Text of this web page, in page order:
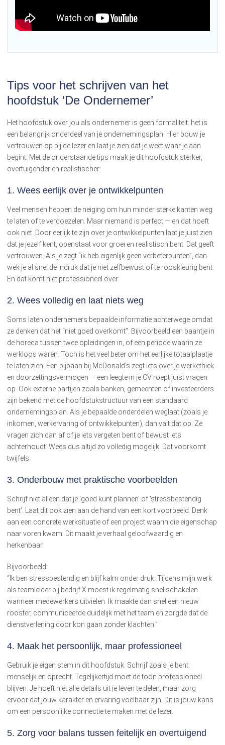
Tips voor het schrijven van het
hoofdstuk ‘De Ondernemer’
Het hoofdstuk over jou als ondernemer is geen formaliteit: het is
een belangrijk onderdeel van je ondernemingsplan. Hier bouw je
vertrouwen op bij de lezer en laat je zien dat je weet waar je aan
begint. Met de onderstaande tips maak je dit hoofdstuk sterker,
overtuigender en realistischer:
1. Wees eerlijk over je ontwikkelpunten
Veel mensen hebben de neiging om hun minder sterke kanten weg
te laten of te verdoezelen. Maar niemand is perfect — en dat hoeft
ook niet. Door eerlijk te zijn over je ontwikkelpunten laat je juist zien
dat je jezelf kent, openstaat voor groei en realistisch bent. Dat geeft
vertrouwen. Als je zegt “ik heb eigenlijk geen verbeterpunten”, dan
wek je al snel de indruk dat je niet zelfbewust of te rooskleurig bent.
En dat komt niet professioneel over.
2. Wees volledig en laat niets weg
Soms laten ondernemers bepaalde informatie achterwege omdat
ze denken dat het “niet goed overkomt”. Bijvoorbeeld een baantje in
de horeca tussen twee opleidingen in, of een periode waarin ze
werkloos waren. Toch is het veel beter om het eerlijke totaalplaatje
te laten zien. Een bijbaan bij McDonald’s zegt iets over je werkethiek
en doorzettingsvermogen — een leegte in je CV roept juist vragen
op. Ook externe partijen zoals banken, gemeenten of investeerders
zijn bekend met de hoofdstukstructuur van een standaard
ondernemingsplan. Als je bepaalde onderdelen weglaat (zoals je
inkomen, werkervaring of ontwikkelpunten), dan valt dat op. Ze
vragen zich dan af of je iets vergeten bent of bewust iets
achterhoudt. Wees dus altijd zo volledig mogelijk. Dat voorkomt
twijfels.
3. Onderbouw met praktische voorbeelden
Schrijf niet alleen dat je ‘goed kunt plannen’ of ‘stressbestendig
bent’. Laat dit ook zien aan de hand van een kort voorbeeld. Denk
aan een concrete werksituatie of een project waarin die eigenschap
naar voren kwam. Dit maakt je verhaal geloofwaardig en
herkenbaar.
Bijvoorbeeld:
“Ik ben stressbestendig en blijf kalm onder druk. Tijdens mijn werk
als teamleider bij bedrijf X moest ik regelmatig snel schakelen
wanneer medewerkers uitvielen. Ik maakte dan snel een nieuw
rooster, communiceerde duidelijk met het team en zorgde dat de
dienstverlening door kon gaan zonder klachten.”
4. Maak het persoonlijk, maar professioneel
Gebruik je eigen stem in dit hoofdstuk. Schrijf zoals je bent:
menselijk en oprecht. Tegelijkertijd moet de toon professioneel
blijven. Je hoeft niet alle details uit je leven te delen, maar zorg
ervoor dat jouw karakter en ervaring voelbaar zijn. Dit is jouw kans
om een persoonlijke connectie te maken met de lezer.
5. Zorg voor balans tussen feitelijk en overtuigend